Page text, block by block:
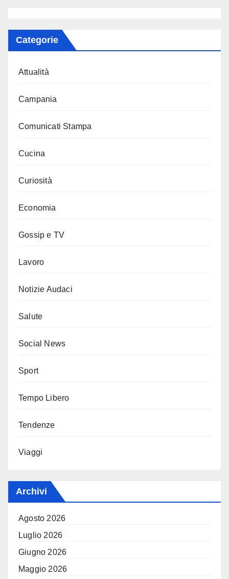
Categorie
Attualità
Campania
Comunicati Stampa
Cucina
Curiosità
Economia
Gossip e TV
Lavoro
Notizie Audaci
Salute
Social News
Sport
Tempo Libero
Tendenze
Viaggi
Archivi
Agosto 2026
Luglio 2026
Giugno 2026
Maggio 2026